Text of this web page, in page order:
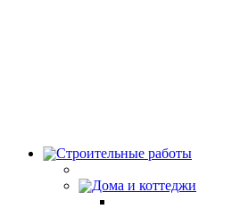
Строительные работы
Дома и коттеджи